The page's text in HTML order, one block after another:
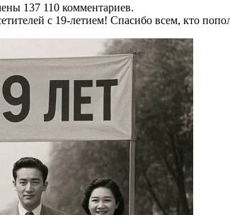
137 110 комментариев.
с 19-летием! Спасибо всем, кто